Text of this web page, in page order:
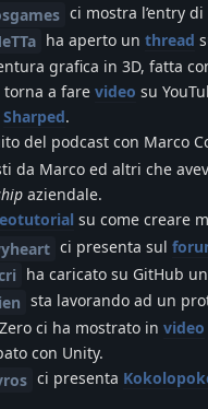
ci mostra l’entry
ha aperto un thread
grafica in 3D, fatta
torna a fare video su
Sharped.
del podcast con Marco
da Marco ed altri che
aziendale.
su come creare
ci presenta sul
ha caricato su GitHub un
sta lavorando ad un
ci ha mostrato in video
con Unity.
ci presenta